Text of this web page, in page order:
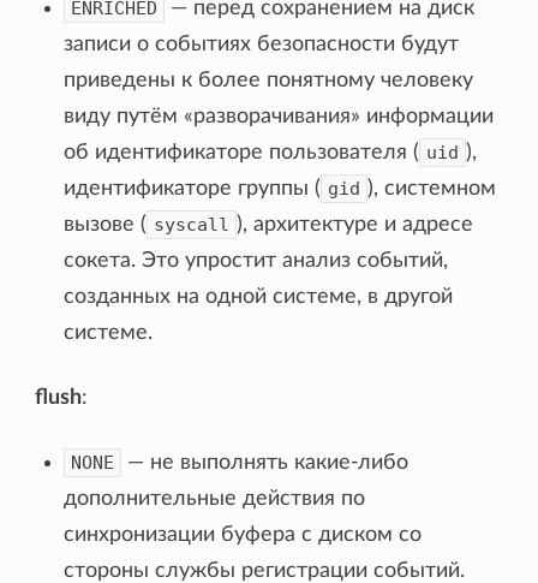
ENRICHED
— перед сохранением на диск
записи о событиях безопасности будут
приведены к более понятному человеку
виду путём «разворачивания» информации
об идентификаторе пользователя ( uid ),
идентификаторе группы ( gid ), системном
вызове ( syscall ), архитектуре и адресе
сокета. Это упростит анализ событий,
созданных на одной системе, в другой
системе.
flush:
NONE
— не выполнять какие-либо
дополнительные действия по
синхронизации буфера с диском со
стороны службы регистрации событий.